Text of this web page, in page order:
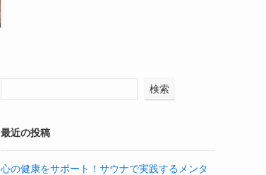
検索
最近の投稿
心の健康をサポート！サウナで実践するメンタ